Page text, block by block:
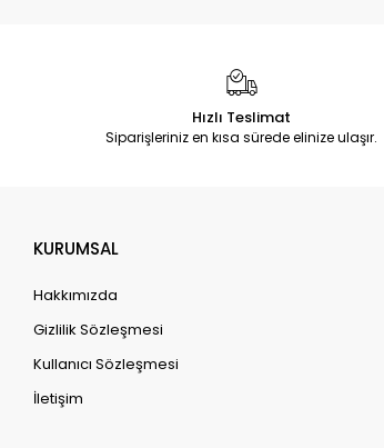
Hızlı Teslimat
Siparişleriniz en kısa sürede elinize ulaşır.
KURUMSAL
Hakkımızda
Gizlilik Sözleşmesi
Kullanıcı Sözleşmesi
İletişim